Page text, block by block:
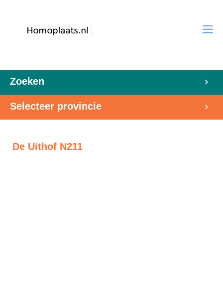
Zoeken
Selecteer provincie
De Uithof N211